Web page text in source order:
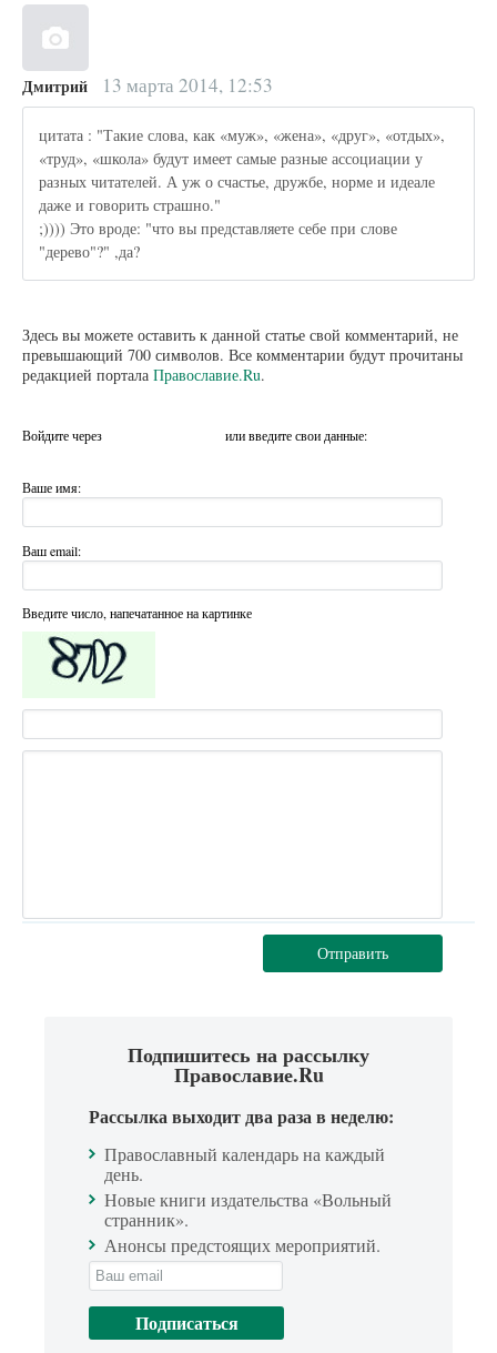
Дмитрий 13 марта 2014, 12:53
цитата : "Такие слова, как «муж», «жена», «друг», «отдых»,
«труд», «школа» будут имеет самые разные ассоциации у
разных читателей. А уж о счастье, дружбе, норме и идеале
даже и говорить страшно."
;)))) Это вроде: "что вы представляете себе при слове
"дерево"?" ,да?
Здесь вы можете оставить к данной статье свой комментарий, не
превышающий 700 символов. Все комментарии будут прочитаны
редакцией портала Православие.Ru.
Войдите через или введите свои данные:
Ваше имя:
Ваш email:
Введите число, напечатанное на картинке
Отправить
Подпишитесь на рассылку
Православие.Ru
Рассылка выходит два раза в неделю:
Православный календарь на каждый
день.
Новые книги издательства «Вольный
странник».
Анонсы предстоящих мероприятий.